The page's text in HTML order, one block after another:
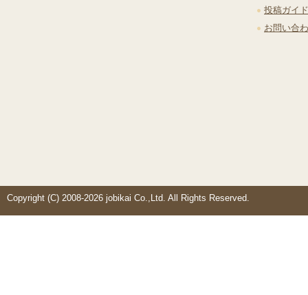
投稿ガイ
お問い合
Copyright (C) 2008-2026 jobikai Co.,Ltd. All Rights Reserved.